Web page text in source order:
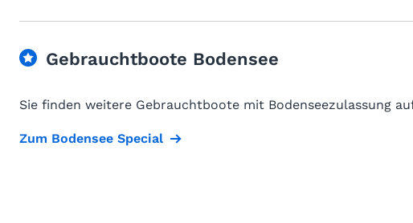
Gebrauchtboote Bodensee
Sie finden weitere Gebrauchtboote mit Bodenseezulassung
Zum Bodensee Special